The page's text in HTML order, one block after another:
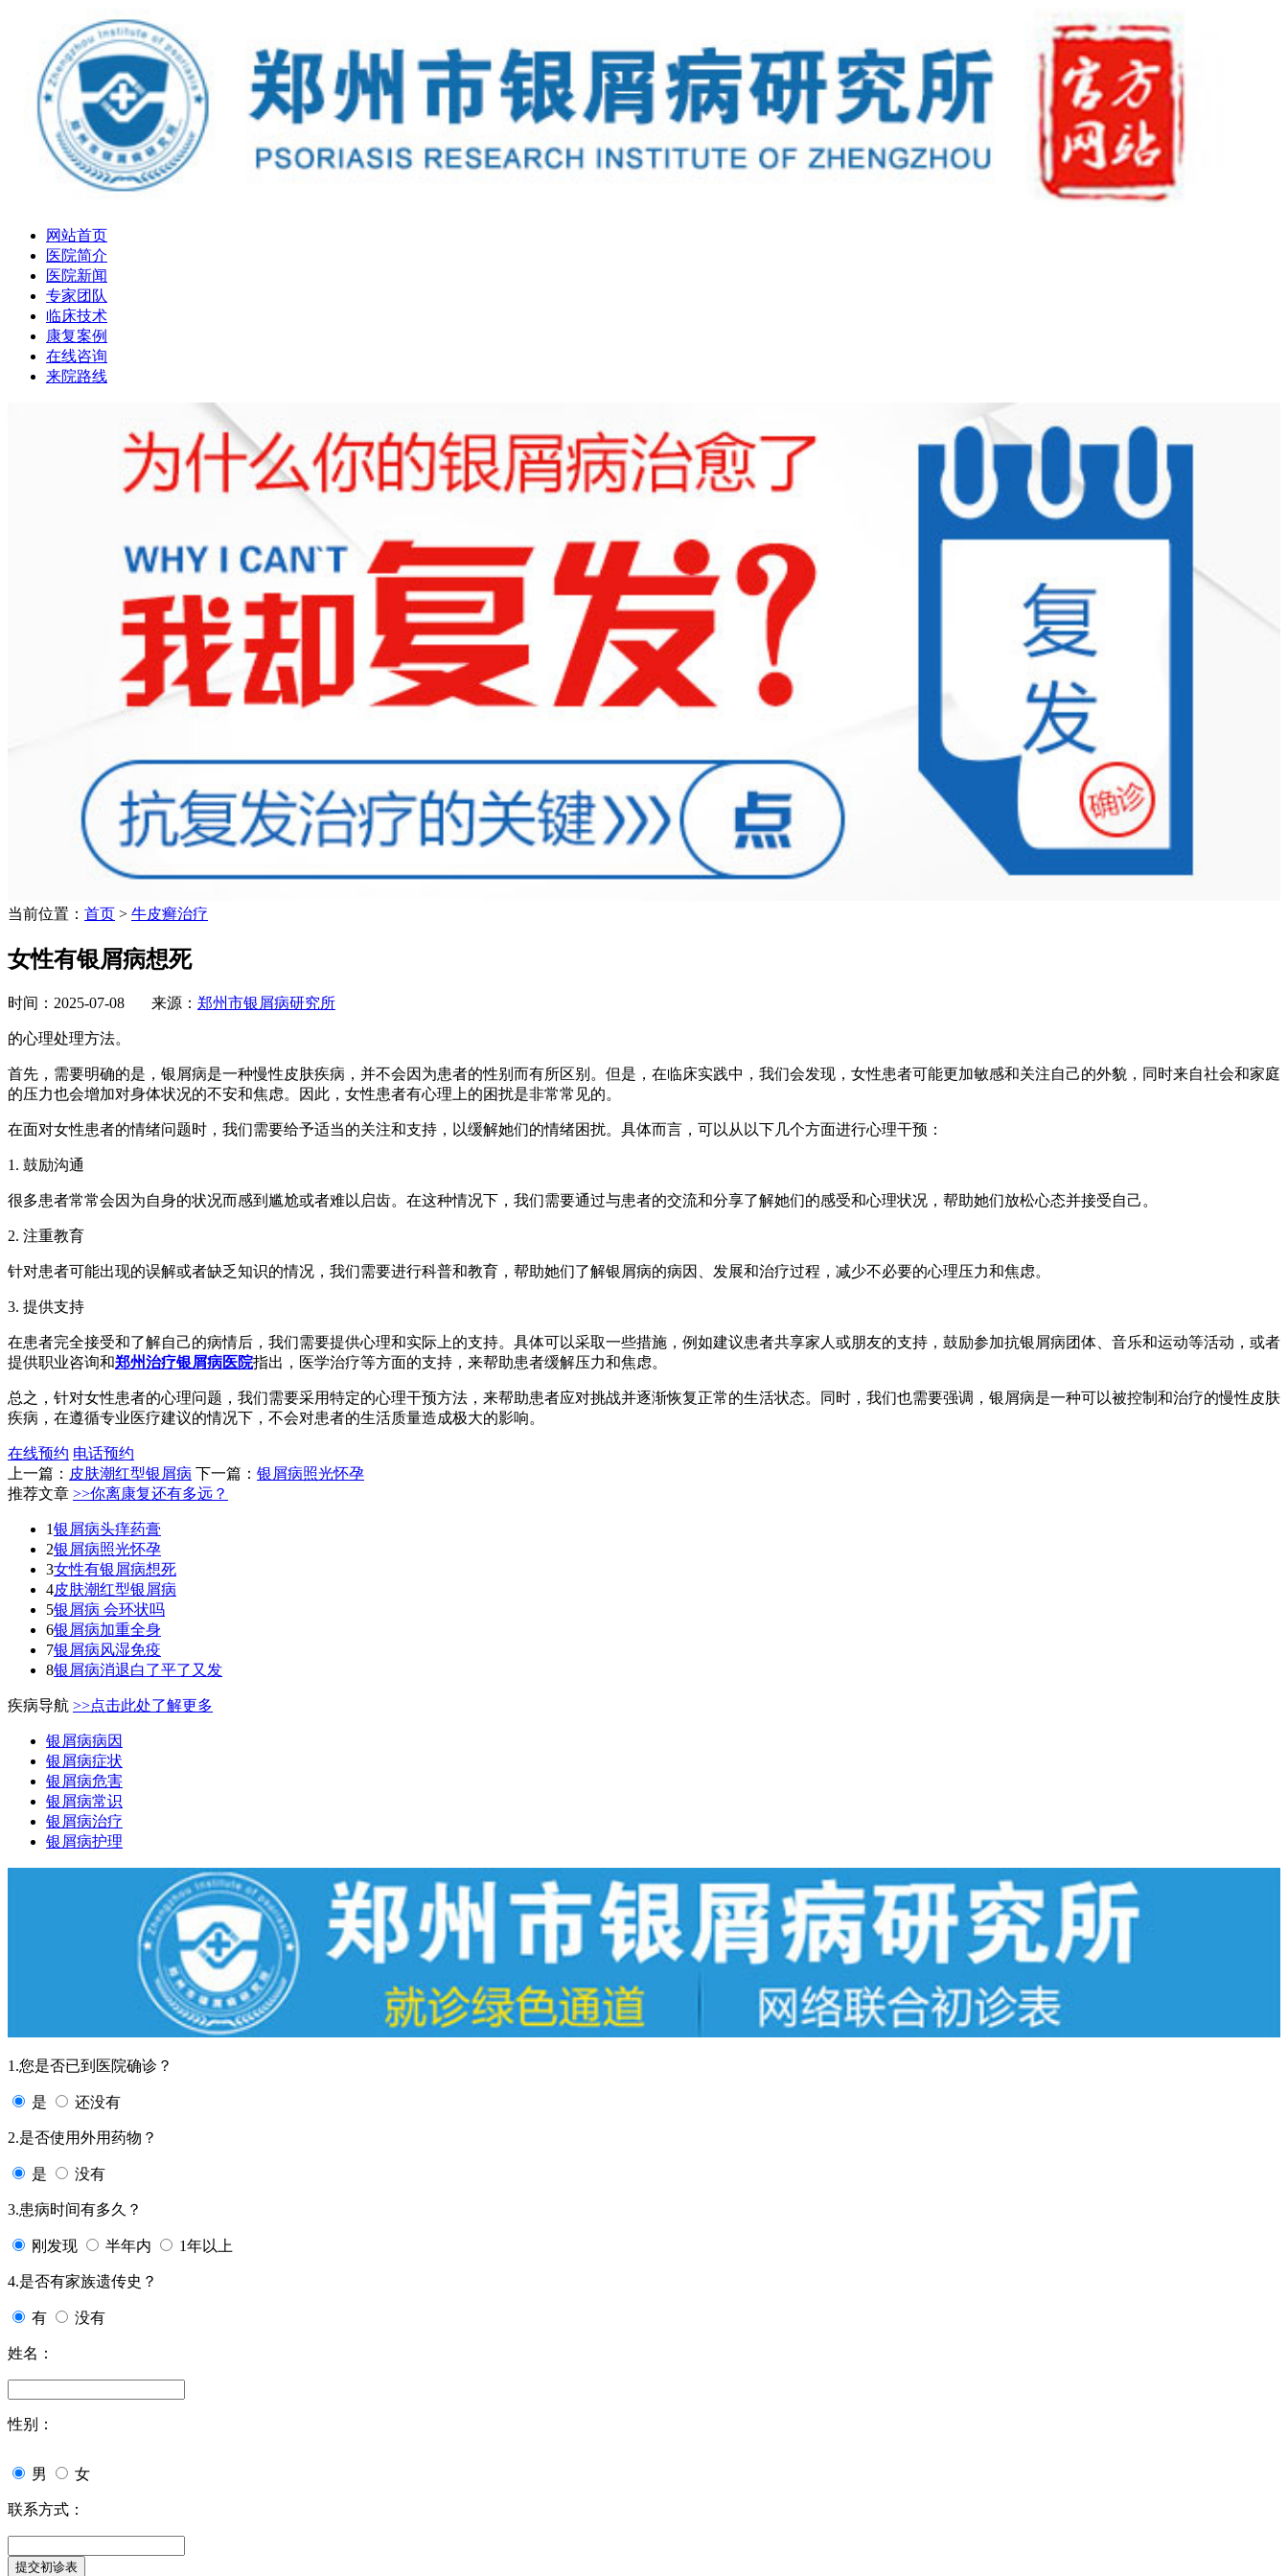
网站首页
医院简介
医院新闻
专家团队
临床技术
康复案例
在线咨询
来院路线
当前位置： 首页 > 牛皮癣治疗
女性有银屑病想死
时间：2025-07-08 来源： 郑州市银屑病研究所
的心理处理方法。
首先，需要明确的是，银屑病是一种慢性皮肤疾病，并不会因为患者的性别而有所区别。但是，在临床实践中，我们会发现，女性患者可能更加敏感和关注自己的外貌，同时来自社会和家庭
的压力也会增加对身体状况的不安和焦虑。因此，女性患者有心理上的困扰是非常常见的。
在面对女性患者的情绪问题时，我们需要给予适当的关注和支持，以缓解她们的情绪困扰。具体而言，可以从以下几个方面进行心理干预：
1. 鼓励沟通
很多患者常常会因为自身的状况而感到尴尬或者难以启齿。在这种情况下，我们需要通过与患者的交流和分享了解她们的感受和心理状况，帮助她们放松心态并接受自己。
2. 注重教育
针对患者可能出现的误解或者缺乏知识的情况，我们需要进行科普和教育，帮助她们了解银屑病的病因、发展和治疗过程，减少不必要的心理压力和焦虑。
3. 提供支持
在患者完全接受和了解自己的病情后，我们需要提供心理和实际上的支持。具体可以采取一些措施，例如建议患者共享家人或朋友的支持，鼓励参加抗银屑病团体、音乐和运动等活动，或者
提供职业咨询和郑州治疗银屑病医院指出，医学治疗等方面的支持，来帮助患者缓解压力和焦虑。
总之，针对女性患者的心理问题，我们需要采用特定的心理干预方法，来帮助患者应对挑战并逐渐恢复正常的生活状态。同时，我们也需要强调，银屑病是一种可以被控制和治疗的慢性皮肤
疾病，在遵循专业医疗建议的情况下，不会对患者的生活质量造成极大的影响。
在线预约 电话预约
上一篇： 皮肤潮红型银屑病 下一篇： 银屑病照光怀孕
推荐文章 >>你离康复还有多远？
1银屑病头痒药膏
2银屑病照光怀孕
3女性有银屑病想死
4皮肤潮红型银屑病
5银屑病 会环状吗
6银屑病加重全身
7银屑病风湿免疫
8银屑病消退白了平了又发
疾病导航 >>点击此处了解更多
银屑病病因
银屑病症状
银屑病危害
银屑病常识
银屑病治疗
银屑病护理
1.您是否已到医院确诊？
是 还没有
2.是否使用外用药物？
是 没有
3.患病时间有多久？
刚发现 半年内 1年以上
4.是否有家族遗传史？
有 没有
姓名：
性别：
男 女
联系方式：